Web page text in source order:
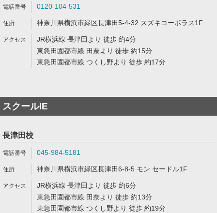
0120-104-531
神奈川県横浜市緑区長津田5-4-32 スズキコーポラス1F
JR横浜線 長津田より 徒歩 約4分
東急田園都市線 田奈より 徒歩 約15分
東急田園都市線 つくし野より 徒歩 約17分
スクールIE
長津田校
045-984-5181
神奈川県横浜市緑区長津田6-8-5 モン セードル1F
JR横浜線 長津田より 徒歩 約6分
東急田園都市線 田奈より 徒歩 約13分
東急田園都市線 つくし野より 徒歩 約19分